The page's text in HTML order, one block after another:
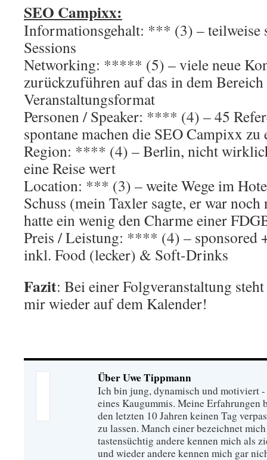
SEO Campixx:
Informationsgehalt: *** (3) – teilweise
Sessions
Networking: ***** (5) – viele neue
zurückzuführen auf das in dem Bereich
Veranstaltungsformat
Personen / Speaker: **** (4) – 45
spontane machen die SEO Campixx
Region: **** (4) – Berlin, nicht
eine Reise wert
Location: *** (3) – weite Wege im
Schuss (mein Taxler sagte, er war
hatte ein wenig den Charme einer
Preis / Leistung: **** (4) – sponsored
inkl. Food (lecker) & Soft-Drinks
Fazit: Bei einer Folgveranstaltung
mir wieder auf dem Kalender!
Über Uwe Tippmann
Ich bin jung, dynamisch und motiviert
eines Kaugummis. Meine Erfahrungen
den letzten 10 Jahren keinen Tag
zu lassen. Manch einer bezeichnet
tastensüchtig andere kennen mich als
und wieder andere kennen mich gar